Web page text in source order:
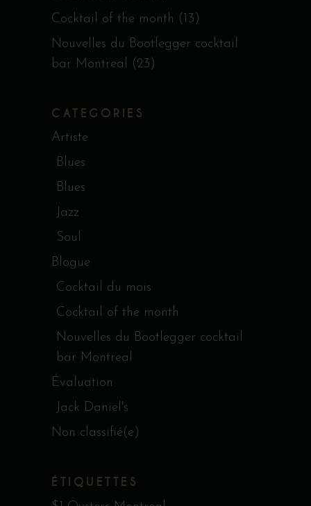
Cocktail of the month (13)
Nouvelles du Bootlegger cocktail
bar Montreal (23)
CATEGORIES
Artiste
Blues
Blues
Jazz
Soul
Blogue
Cocktail du mois
Cocktail of the month
Nouvelles du Bootlegger cocktail
bar Montreal
Évaluation
Jack Daniel's
Non classifié(e)
ÉTIQUETTES